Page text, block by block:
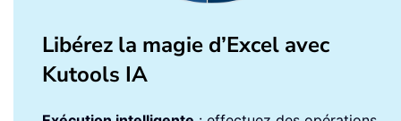
Libérez la magie d’Excel avec
Kutools IA